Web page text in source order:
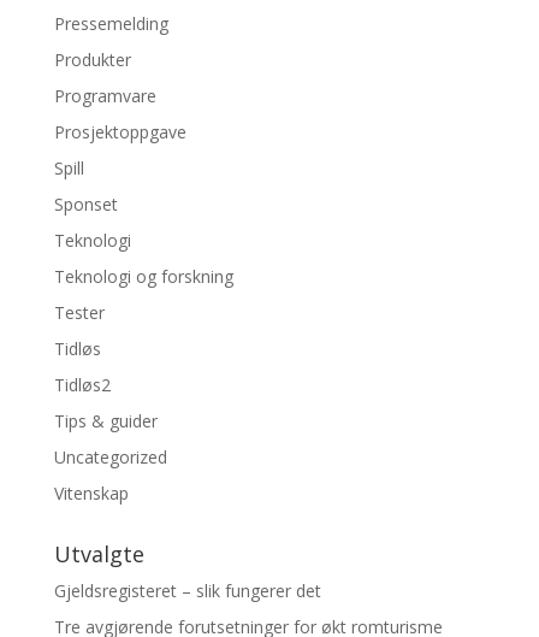
Pressemelding
Produkter
Programvare
Prosjektoppgave
Spill
Sponset
Teknologi
Teknologi og forskning
Tester
Tidløs
Tidløs2
Tips & guider
Uncategorized
Vitenskap
Utvalgte
Gjeldsregisteret – slik fungerer det
Tre avgjørende forutsetninger for økt romturisme